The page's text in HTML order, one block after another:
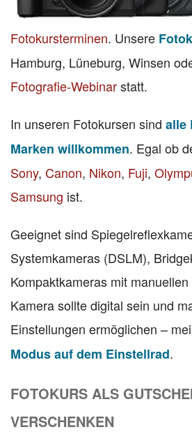
Fotokursterminen. Unsere
Hamburg, Lüneburg, Winsen
Fotografie-Webinarstatt.
In unseren Fotokursen sind alle
Marken willkommen. Egal ob
Sony, Canon, Nikon, Fuji,
Samsung ist.
Geeignet sind
Systemkameras (DSLM),
Kompaktkameras mit
Kamera sollte digital sein und
Einstellungen ermöglichen –
Modus auf dem Einstellrad.
FOTOKURS ALS
VERSCHENKEN